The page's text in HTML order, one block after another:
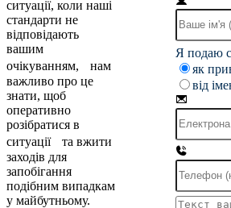
ситуації, коли наші
стандарти не
відповідають
вашим
очікуванням, нам
важливо про це
знати, щоб
оперативно
розібратися в
ситуації та вжити
заходів для
запобігання
подібним випадкам
у майбутньому.
Я подаю
як
від